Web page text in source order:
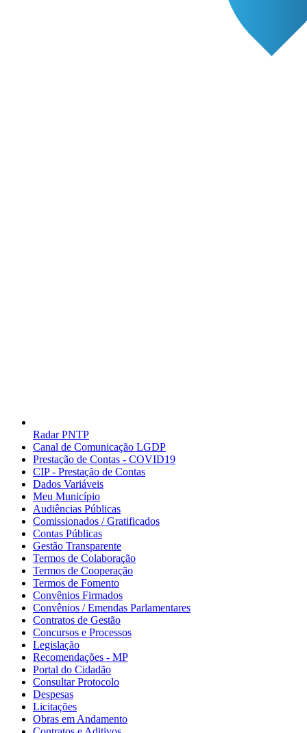
Radar PNTP
Canal de Comunicação LGDP
Prestação de Contas - COVID19
CIP - Prestação de Contas
Dados Variáveis
Meu Município
Audiências Públicas
Comissionados / Gratificados
Contas Públicas
Gestão Transparente
Termos de Colaboração
Termos de Cooperação
Termos de Fomento
Convênios Firmados
Convênios / Emendas Parlamentares
Contratos de Gestão
Concursos e Processos
Legislação
Recomendações - MP
Portal do Cidadão
Consultar Protocolo
Despesas
Licitações
Obras em Andamento